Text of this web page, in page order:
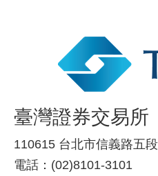
臺灣證券交易所
110615 台北市信義路五
電話：(02)8101-3101